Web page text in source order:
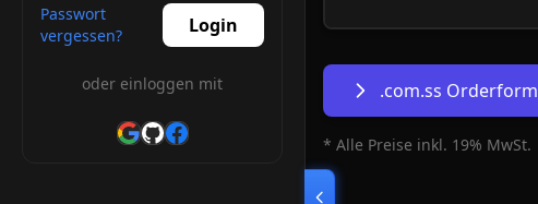
Passwort
vergessen?
Login
oder einloggen mit .com.ss Orderform
* Alle Preise inkl. 19% MwSt.